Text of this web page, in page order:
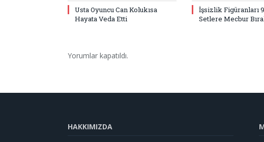
Usta Oyuncu Can Kolukısa
Hayata Veda Etti
İşsizlik Figüranları
Setlere Mecbur
Yorumlar kapatıldı.
HAKKIMIZDA